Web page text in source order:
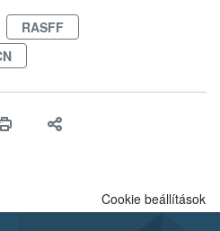
a károsító elleni további
kis kiszerelésben kiskerti
és ökológiai termesztésben is
RASFF
Cookie beállítások